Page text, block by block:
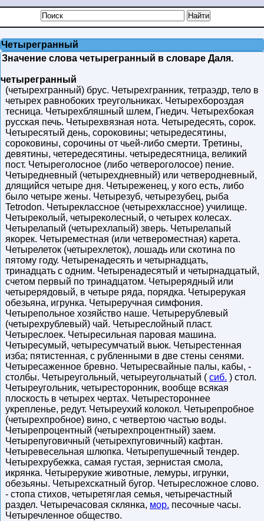
Четырегранный
Значение слова четырегранный в словаре Даля.
четырегранный
(четырехгранный) брус. Четырехгранник, тетраэдр, тело в
четырех равнобоких треугольниках. Четырехбороздая
тесница. Четырехбляшный шлем, Гнедич. Четырехбокая
русская печь. Четырехвязная нота. Четыредесять, сорок.
Четыресятый день, сороковины; четыредесятины,
сороковины, сорочины от чьей-либо смерти. Третины,
девятины, четередесятины. четыредесятница, великий
пост. Четыреголосное (либо четвероголосое) пение.
Четыредневный (четырехдневный) или четверодневный,
длящийся четыре дня. Четыреженец, у кого есть, либо
было четыре жены. Четырезуб, четырезубец, рыба
Tetrodon. Четыреклассное (четырехклассное) училище.
Четыреколый, четыреколесный, о четырех колесах.
Четырелапый (четырехлапый) зверь. Четырелапый
якорек. Четыреместная (или четвероместная) карета.
Четырелеток (четырехлеток), лошадь или скотина по
пятому году. Четыренадесять и четырнадцать,
тринадцать с одним. Четыренадесятый и четырнадцатый,
счетом первый по тринадцатом. Четырерядный или
четырерядовый, в четыре ряда, порядка. Четырерукая
обезьяна, игрунка. Четыреручная симфония.
Четырепольное хозяйство наше. Четырерублевый
(четырехрублевый) чай. Четыреслойный пласт.
Четыреслоек. Четыресильная паровая машина.
Четыресумый, четыресумчатый вьюк. Четырестенная
изба; пятистенная, с рубленными в две стены сенями.
Четыресаженное бревно. Четыресвайные палы, кабы, -
столбы. Четыреугольный, четыреугольчатый ( сиб. ) стол.
Четыреугольник, четыресторонник, вообще всякая
плоскость в четырех чертах. Четырестороннее
укрепленье, редут. Четыреухий колокол. Четырепробное
(четырехпробное) вино, с четвертою частью воды.
Четырепроцентный (четырехпроцентный) заем.
Четырепуговичный (четырехпуговичный) кафтан.
Четыревесельная шлюпка. Четырепушечный тендер.
Четырехрубежка, самая густая, зернистая смола,
икрянка. Четырерукие животные, лемуры, игрунки,
обезьяны. Четырехскатный бугор. Четыресложное слово.
- стопа стихов, четыретяглая семья, четыречастный
раздел. Четыречасовая склянка, мор. песочные часы.
Четыречленное общество.